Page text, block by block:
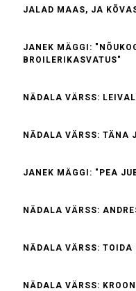
JALAD MAAS, JA
JANEK MÄGGI:
BROILERIKASVATUS"
NÄDALA VÄRSS:
NÄDALA VÄRSS: TÄNA
JANEK MÄGGI: "PEA
NÄDALA VÄRSS:
NÄDALA VÄRSS: TOIDA
NÄDALA VÄRSS: